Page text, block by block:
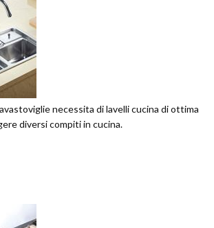
necessita di lavelli cucina di ottima
diversi compiti in cucina.